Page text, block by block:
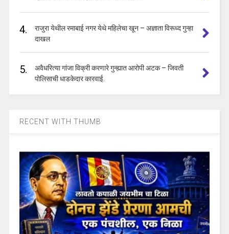
4.
राजुरा येथील रमाबाई नगर येथे महिलेचा खून – अज्ञाता विरूध्द गुन्हा
दाखल
5.
अवैधरित्या गांजा विक्री करणारे गुन्ह्यात आरोपी अटक – जिवती
पोलिसाची धाडकेदार कारवाई.
RECENT WITH THUMB